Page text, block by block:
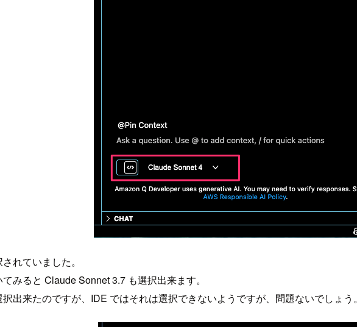
れていました。
みると Claude Sonnet 3.7 も選択出来ます。
出来たのですが、IDE ではそれは選択できないようですが、問題ないでしょう。